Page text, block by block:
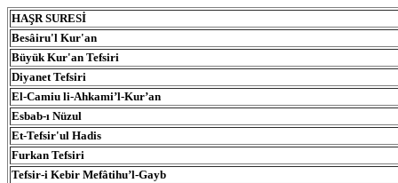
HAŞR SURESI
Besâiru'l Kur'an
Büyük Kur'an Tefsiri
Diyanet Tefsiri
El-Camiu li-Ahkami’l-Kur’an
Esbab-ı Nüzul
Et-Tefsir'ul Hadis
Furkan Tefsiri
Tefsir-i Kebir Mefâtihu’l-Gayb